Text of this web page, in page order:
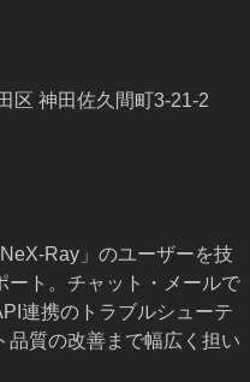
区 神田佐久間町3-21-2
Ray」のユーザーを技
ート。チャット・メールで
連携のトラブルシューテ
品質の改善まで幅広く担い